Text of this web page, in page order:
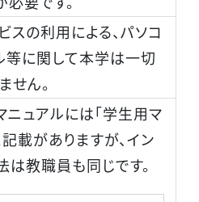
の利用による、パソコ
等に関して本学は一切
せん。
ニュアルには「学生用マ
載がありますが、イン
は教職員も同じです。